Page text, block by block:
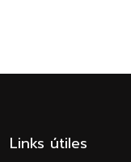
Links útiles